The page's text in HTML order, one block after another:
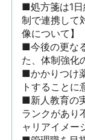
■処方箋は1
制で連携して
像について】
■今後の更な
た、体制強化
■かかりつけ
トすることに
■新人教育の
ランクがあり
ャリアイメー